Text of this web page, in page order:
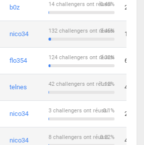
b0z 0.43%
14 challengers ont réussi 2
nico34 3.45%
132 challengers ont réussi 12
flo354 3.32%
124 challengers ont réussi 6
telnes 1.12%
42 challengers ont réussi 4
nico34 0.1%
3 challengers ont réussi 2
nico34 0.22%
8 challengers ont réussi 4